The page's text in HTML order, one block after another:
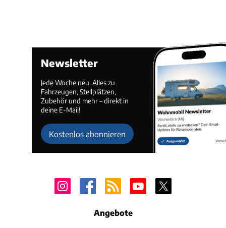
Newsletter
Jede Woche neu. Alles zu
Fahrzeugen, Stellplätzen,
Zubehör und mehr – direkt in
deine E-Mail!
Kostenlos abonnieren
Angebote